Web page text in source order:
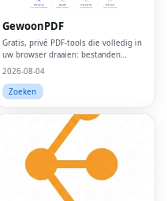
GewoonPDF
Gratis, privé PDF-tools die volledig in
uw browser draaien: bestanden
verlaten uw apparaat nooit.
2026-08-04
Zoeken